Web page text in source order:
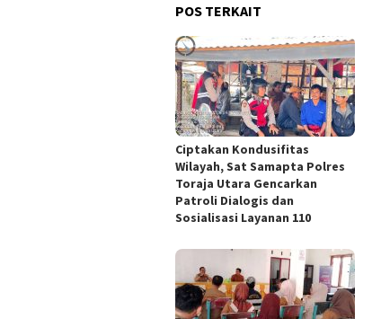
POS TERKAIT
Ciptakan Kondusifitas
Wilayah, Sat Samapta Polres
Toraja Utara Gencarkan
Patroli Dialogis dan
Sosialisasi Layanan 110